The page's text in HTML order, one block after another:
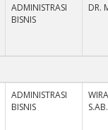
ADMINISTRASI
BISNIS
DR.
ADMINISTRASI
BISNIS